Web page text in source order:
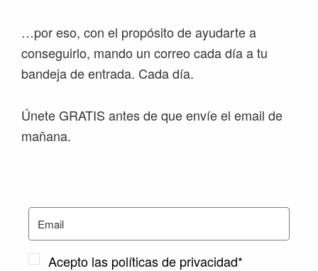
…por eso, con el propósito de ayudarte a
conseguirlo, mando un correo cada día a tu
bandeja de entrada. Cada día.
Únete GRATIS antes de que envíe el email de
mañana.
Acepto las políticas de privacidad*